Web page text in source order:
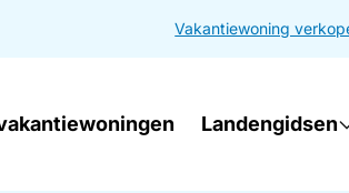
Vakantiewoning
Landengidsen